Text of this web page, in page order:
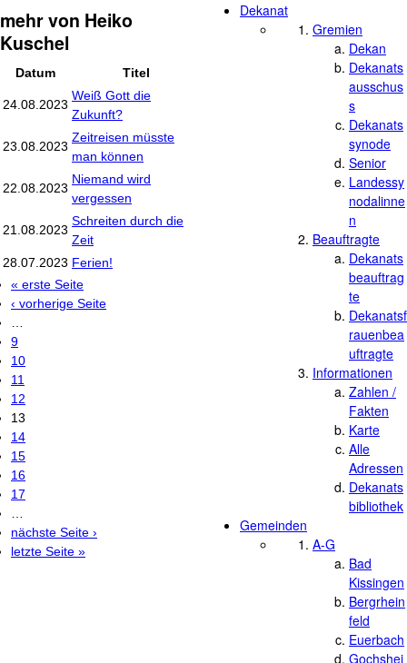
mehr von Heiko
Kuschel
Datum Titel
24.08.2023
Weiß Gott die
Zukunft?
23.08.2023
Zeitreisen müsste
man können
22.08.2023
Niemand wird
vergessen
21.08.2023
Schreiten durch die
Zeit
28.07.2023 Ferien!
Seiten
« erste Seite
‹ vorherige Seite
9
10
11
12
13
14
15
16
17
nächste Seite ›
letzte Seite »
Dekanat
Gremien
Dekan
Dekanats
ausschus
s
Dekanats
synode
Senior
Landessy
nodalinne
n
Beauftragte
Dekanats
beauftrag
te
Dekanatsf
rauenbea
uftragte
Informationen
Zahlen /
Fakten
Karte
Alle
Adressen
Dekanats
bibliothek
Gemeinden
A-G
Bad
Kissingen
Bergrhein
feld
Euerbach
Gochshei